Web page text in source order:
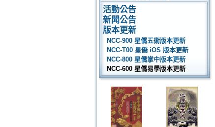
活動公告
新聞公告
版本更新
NCC-900 星僑五術版本更新
NCC-T00 星僑 iOS 版本更新
NCC-800 星僑掌中版本更新
NCC-600 星僑易學版本更新